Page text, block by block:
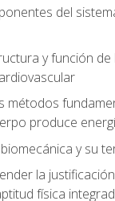
del
y función de
métodos
produce
y su
la
física